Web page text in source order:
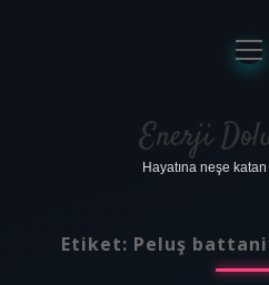
Gizlilik
Yasal
aç
Enerji
Hayatına neşe
Etiket: Peluş